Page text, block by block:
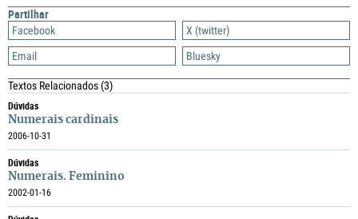
Partilhar
Facebook
X (twitter)
Email
Bluesky
Textos Relacionados(3)
Dúvidas
Numerais cardinais
2006-10-31
Dúvidas
Numerais. Feminino
2002-01-16